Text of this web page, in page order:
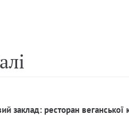
заклад: ресторан веганської